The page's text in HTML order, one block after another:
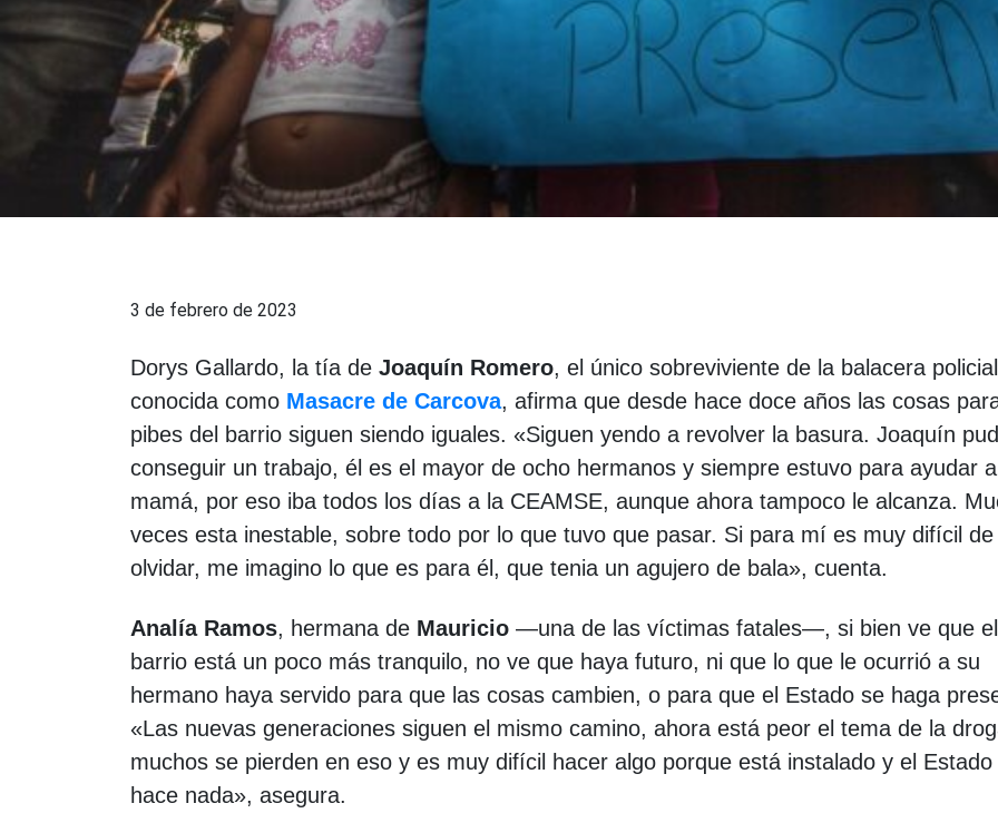
3 de febrero de 2023
Dorys Gallardo, la tía de Joaquín Romero, el único sobreviviente de la balacera policial
conocida como Masacre de Carcova, afirma que desde hace doce años las cosas
pibes del barrio siguen siendo iguales. «Siguen yendo a revolver la basura. Joaquín
conseguir un trabajo, él es el mayor de ocho hermanos y siempre estuvo para ayudar
mamá, por eso iba todos los días a la CEAMSE, aunque ahora tampoco le alcanza.
veces esta inestable, sobre todo por lo que tuvo que pasar. Si para mí es muy difícil de
olvidar, me imagino lo que es para él, que tenia un agujero de bala», cuenta.
Analía Ramos, hermana de Mauricio —una de las víctimas fatales—, si bien ve que el
barrio está un poco más tranquilo, no ve que haya futuro, ni que lo que le ocurrió a su
hermano haya servido para que las cosas cambien, o para que el Estado se haga
«Las nuevas generaciones siguen el mismo camino, ahora está peor el tema de la
muchos se pierden en eso y es muy difícil hacer algo porque está instalado y el Estado
hace nada», asegura.